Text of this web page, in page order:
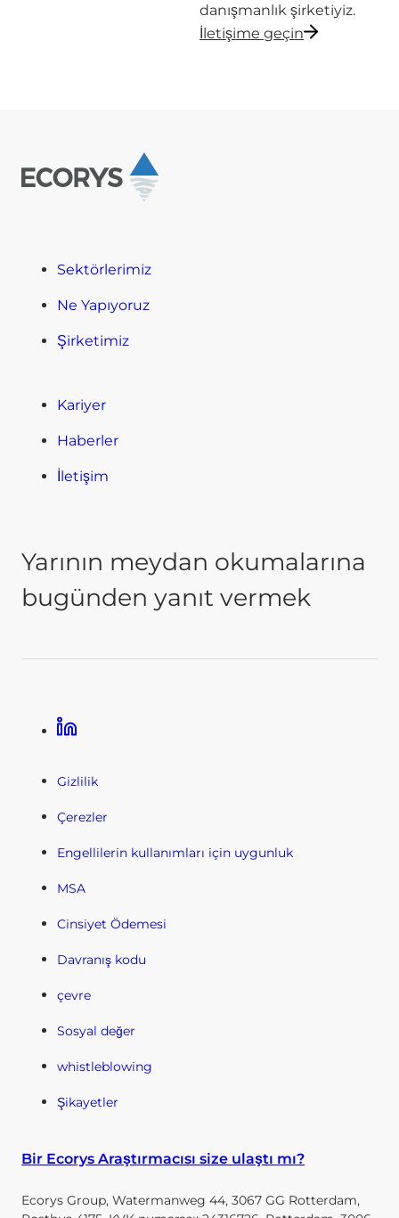
danışmanlık şirketiyiz.
İletişime geçin
Sektörlerimiz
Ne Yapıyoruz
Şirketimiz
Kariyer
Haberler
İletişim
Yarının meydan okumalarına
bugünden yanıt vermek
Linkedin
Gizlilik
Çerezler
Engellilerin kullanımları için uygunluk
MSA
Cinsiyet Ödemesi
Davranış kodu
çevre
Sosyal değer
whistleblowing
Şikayetler
Bir Ecorys Araştırmacısı size ulaştı mı?
Ecorys Group, Watermanweg 44, 3067 GG Rotterdam,